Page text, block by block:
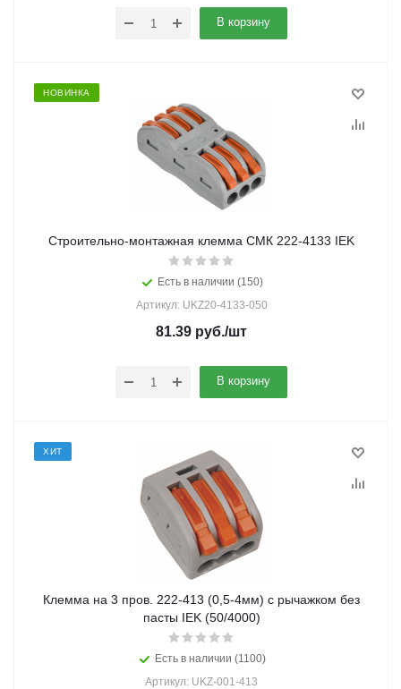
В корзину
НОВИНКА
Строительно-монтажная клемма СМК 222-4133 IEK
Есть в наличии (150)
Артикул: UKZ20-4133-050
81.39 руб./шт
В корзину
ХИТ
Клемма на 3 пров. 222-413 (0,5-4мм) с рычажком без
пасты IEK (50/4000)
Есть в наличии (1100)
Артикул: UKZ-001-413